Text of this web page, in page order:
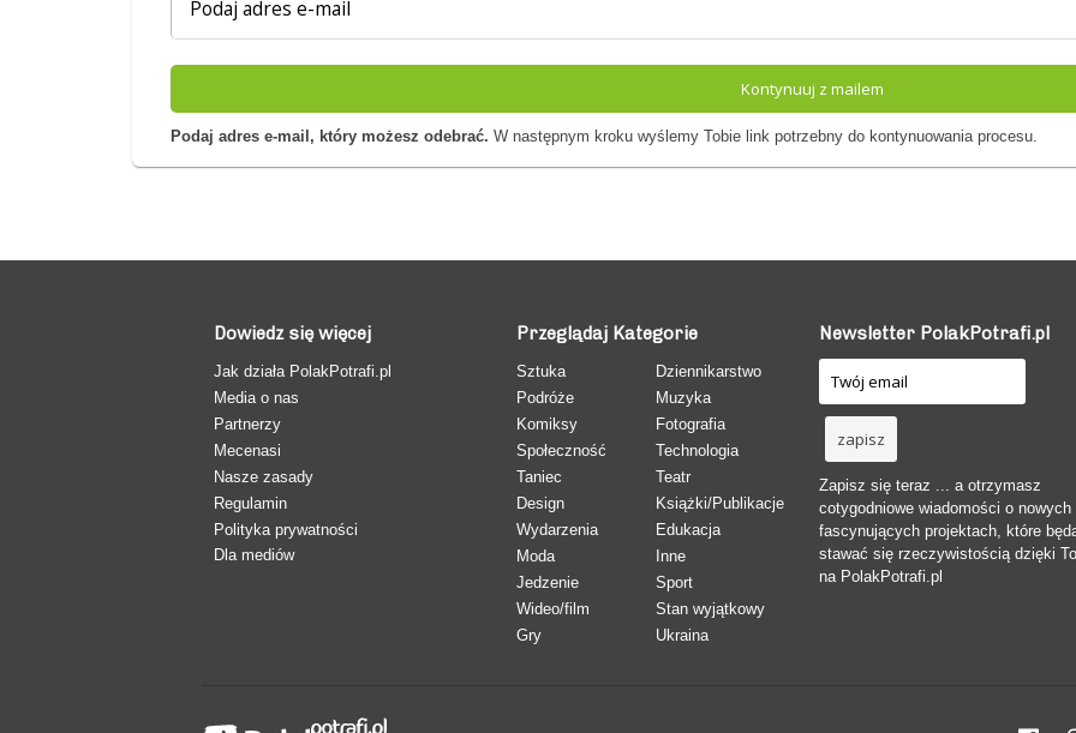
Kontynuuj z mailem
Podaj adres e-mail, który możesz odebrać. W następnym kroku wyślemy Tobie link potrzebny do kontynuowania procesu.
Dowiedz się więcej
Jak działa PolakPotrafi.pl
Media o nas
Partnerzy
Mecenasi
Nasze zasady
Regulamin
Polityka prywatności
Dla mediów
Przeglądaj Kategorie
Sztuka
Podróże
Komiksy
Społeczność
Taniec
Design
Wydarzenia
Moda
Jedzenie
Wideo/film
Gry
Dziennikarstwo
Muzyka
Fotografia
Technologia
Teatr
Książki/Publikacje
Edukacja
Inne
Sport
Stan wyjątkowy
Ukraina
Newsletter PolakPotrafi.pl
Zapisz się teraz ... a otrzymasz
cotygodniowe wiadomości o nowych
fascynujących projektach, które
stawać się rzeczywistością dzięki
na PolakPotrafi.pl